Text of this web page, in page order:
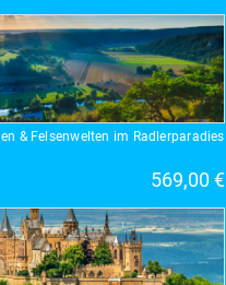
& Felsenwelten im Radlerparadies
569,00 €